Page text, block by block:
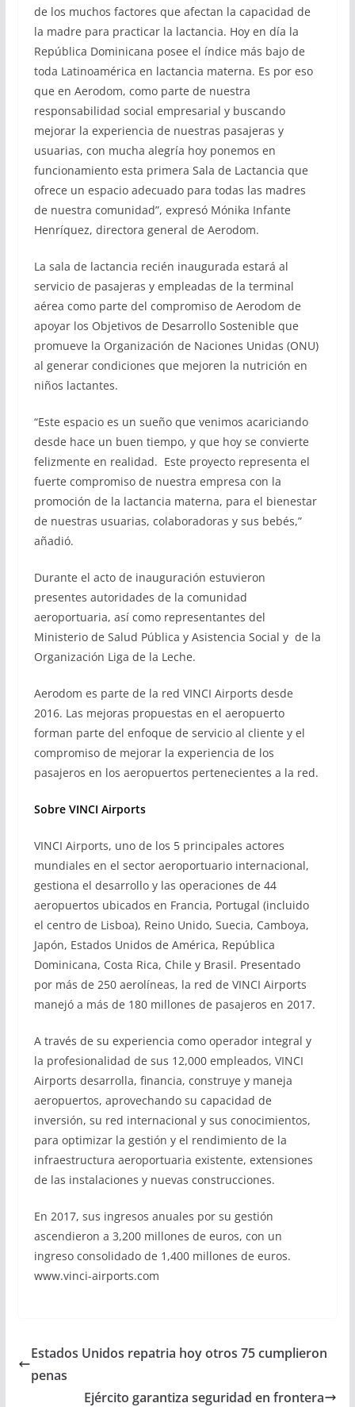
de los muchos factores que afectan la capacidad de
la madre para practicar la lactancia. Hoy en día la
República Dominicana posee el índice más bajo de
toda Latinoamérica en lactancia materna. Es por eso
que en Aerodom, como parte de nuestra
responsabilidad social empresarial y buscando
mejorar la experiencia de nuestras pasajeras y
usuarias, con mucha alegría hoy ponemos en
funcionamiento esta primera Sala de Lactancia que
ofrece un espacio adecuado para todas las madres
de nuestra comunidad”, expresó Mónika Infante
Henríquez, directora general de Aerodom.
La sala de lactancia recién inaugurada estará al
servicio de pasajeras y empleadas de la terminal
aérea como parte del compromiso de Aerodom de
apoyar los Objetivos de Desarrollo Sostenible que
promueve la Organización de Naciones Unidas (ONU)
al generar condiciones que mejoren la nutrición en
niños lactantes.
“Este espacio es un sueño que venimos acariciando
desde hace un buen tiempo, y que hoy se convierte
felizmente en realidad. Este proyecto representa el
fuerte compromiso de nuestra empresa con la
promoción de la lactancia materna, para el bienestar
de nuestras usuarias, colaboradoras y sus bebés,”
añadió.
Durante el acto de inauguración estuvieron
presentes autoridades de la comunidad
aeroportuaria, así como representantes del
Ministerio de Salud Pública y Asistencia Social y de la
Organización Liga de la Leche.
Aerodom es parte de la red VINCI Airports desde
2016. Las mejoras propuestas en el aeropuerto
forman parte del enfoque de servicio al cliente y el
compromiso de mejorar la experiencia de los
pasajeros en los aeropuertos pertenecientes a la red.
Sobre VINCI Airports
VINCI Airports, uno de los 5 principales actores
mundiales en el sector aeroportuario internacional,
gestiona el desarrollo y las operaciones de 44
aeropuertos ubicados en Francia, Portugal (incluido
el centro de Lisboa), Reino Unido, Suecia, Camboya,
Japón, Estados Unidos de América, República
Dominicana, Costa Rica, Chile y Brasil. Presentado
por más de 250 aerolíneas, la red de VINCI Airports
manejó a más de 180 millones de pasajeros en 2017.
A través de su experiencia como operador integral y
la profesionalidad de sus 12,000 empleados, VINCI
Airports desarrolla, financia, construye y maneja
aeropuertos, aprovechando su capacidad de
inversión, su red internacional y sus conocimientos,
para optimizar la gestión y el rendimiento de la
infraestructura aeroportuaria existente, extensiones
de las instalaciones y nuevas construcciones.
En 2017, sus ingresos anuales por su gestión
ascendieron a 3,200 millones de euros, con un
ingreso consolidado de 1,400 millones de euros.
www.vinci-airports.com
Estados Unidos repatria hoy otros 75 cumplieron
penas
Ejército garantiza seguridad en frontera